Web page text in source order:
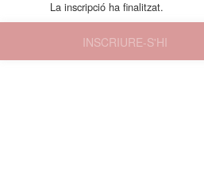
La inscripció ha finalitzat.
INSCRIURE-S'HI